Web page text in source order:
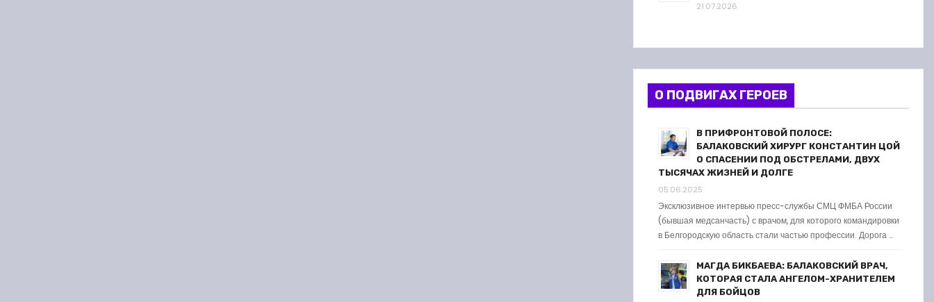
21.07.2026
О ПОДВИГАХ ГЕРОЕВ
В ПРИФРОНТОВОЙ ПОЛОСЕ:
БАЛАКОВСКИЙ ХИРУРГ КОНСТАНТИН ЦОЙ
О СПАСЕНИИ ПОД ОБСТРЕЛАМИ, ДВУХ
ТЫСЯЧАХ ЖИЗНЕЙ И ДОЛГЕ
05.06.2025
Эксклюзивное интервью пресс-службы СМЦ ФМБА России
(бывшая медсанчасть) с врачом, для которого командировки
в Белгородскую область стали частью профессии. Дорога …
МАГДА БИКБАЕВА: БАЛАКОВСКИЙ ВРАЧ,
КОТОРАЯ СТАЛА АНГЕЛОМ-ХРАНИТЕЛЕМ
ДЛЯ БОЙЦОВ